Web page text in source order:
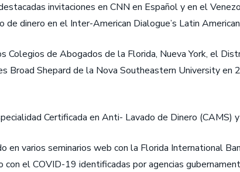
invitaciones en CNN en Español y en el
de dinero en el Inter-American Dialogue’s Latin
Colegios de Abogados de la Florida, Nueva York, el
Broad Shepard de la Nova Southeastern University
Certificada en Anti- Lavado de Dinero
en varios seminarios web con la Florida International
con el COVID-19 identificadas por agencias